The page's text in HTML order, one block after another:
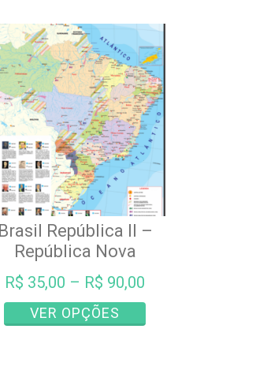
Brasil República II –
República Nova
R$ 35,00 – R$ 90,00
VER OPÇÕES
produto